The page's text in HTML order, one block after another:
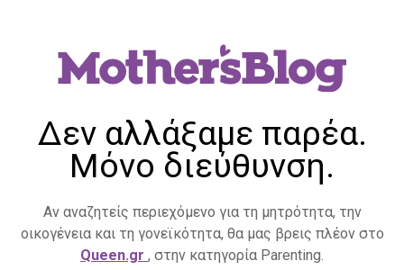
Δεν αλλάξαμε παρέα.
Μόνο διεύθυνση.
Αν αναζητείς περιεχόμενο για τη μητρότητα, την
οικογένεια και τη γονεϊκότητα, θα μας βρεις πλέον στο
Queen.gr , στην κατηγορία Parenting.